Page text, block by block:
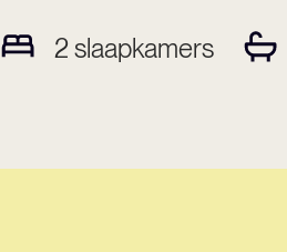
2 slaapkamers